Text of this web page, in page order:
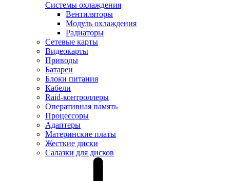
Системы охлаждения
Вентиляторы
Модуль охлаждения
Радиаторы
Сетевые карты
Видеокарты
Приводы
Батареи
Блоки питания
Кабели
Raid-контроллеры
Оперативная память
Процессоры
Адаптеры
Материнские платы
Жесткие диски
Салазки для дисков